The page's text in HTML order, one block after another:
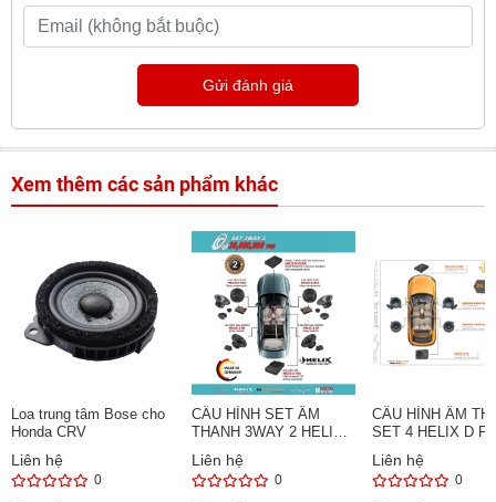
Gửi đánh giá
Xem thêm các sản phẩm khác
Loa trung tâm Bose cho
Honda CRV
Liên hệ
0
CẤU HÌNH SET ÂM
THANH 3WAY 2 HELIX
Liên hệ
0
CẤU HÌNH ÂM
SET 4 HELIX D
Liên hệ
0